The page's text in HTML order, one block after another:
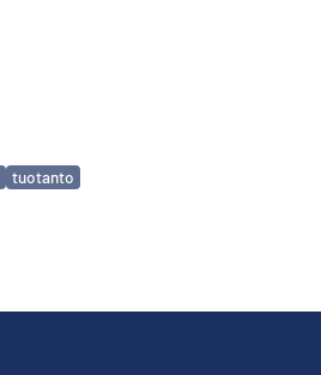
tuotanto